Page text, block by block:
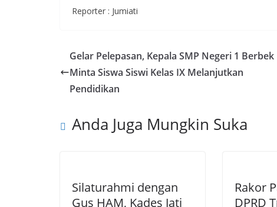
Reporter : Jumiati
Gelar Pelepasan, Kepala SMP Negeri 1 Berbek
Minta Siswa Siswi Kelas IX Melanjutkan
Pendidikan
Anda Juga Mungkin Suka
Silaturahmi dengan
Gus HAM, Kades Jati
Rakor
DPRD